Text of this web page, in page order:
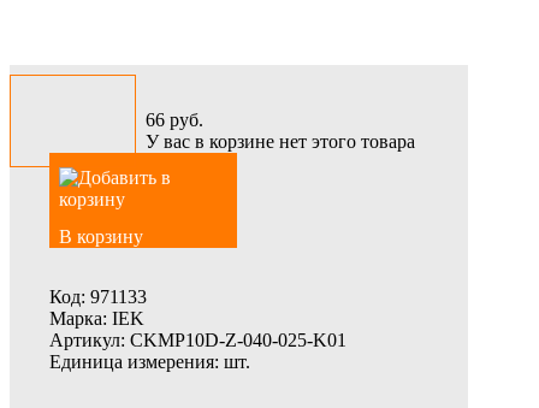
66 руб.
У вас в корзине нет этого товара
В корзину
Код: 971133
Марка: IEK
Артикул: CKMP10D-Z-040-025-K01
Единица измерения: шт.